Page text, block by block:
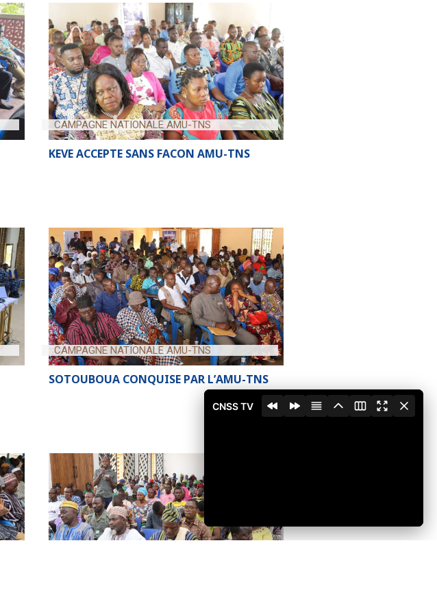
CAMPAGNE NATIONALE AMU-TNS
KEVE ACCEPTE SANS FACON AMU-TNS
CAMPAGNE NATIONALE AMU-TNS
SOTOUBOUA CONQUISE PAR L’AMU-TNS
CNSS TV